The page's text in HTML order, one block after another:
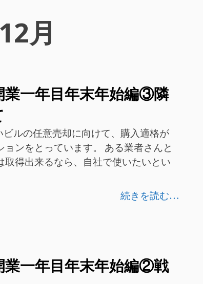
月
一年目年末年始編③隣
ルの任意売却に向けて、購入適格が
ンをとっています。 ある業者さんと
得出来るなら、自社で使いたいとい
続きを読む…
一年目年末年始編②戦